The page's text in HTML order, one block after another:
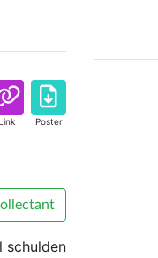
Poster
schulden